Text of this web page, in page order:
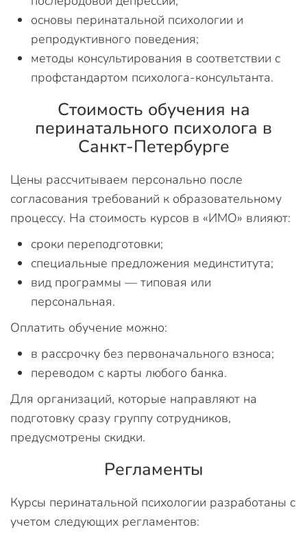
основы перинатальной психологии и
репродуктивного поведения;
методы консультирования в соответствии с
профстандартом психолога-консультанта.
Стоимость обучения на
перинатального психолога в
Санкт-Петербурге
Цены рассчитываем персонально после
согласования требований к образовательному
процессу. На стоимость курсов в «ИМО» влияют:
сроки переподготовки;
специальные предложения мединститута;
вид программы — типовая или
персональная.
Оплатить обучение можно:
в рассрочку без первоначального взноса;
переводом с карты любого банка.
Для организаций, которые направляют на
подготовку сразу группу сотрудников,
предусмотрены скидки.
Регламенты
Курсы перинатальной психологии разработаны с
учетом следующих регламентов: